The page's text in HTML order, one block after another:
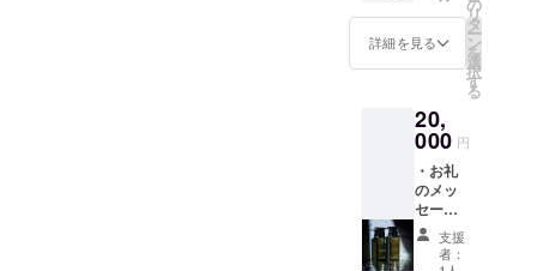
ビス
※2023
年9月〜
2024年
有効 ※
施術時
間約30
分 ※
カット
やカ
ラーな
ど他の
詳細を見る
リ
タ
ー
ン
を
選
択
す
る
20,
000 円
・お礼
のメッ
セージ
・nicori
シャン
プー
支援
者：